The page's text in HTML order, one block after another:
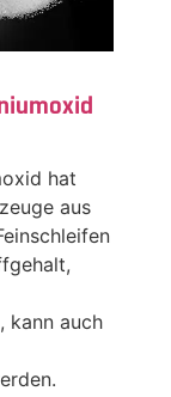
hat
aus
kann auch